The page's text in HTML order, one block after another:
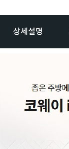
상세설명